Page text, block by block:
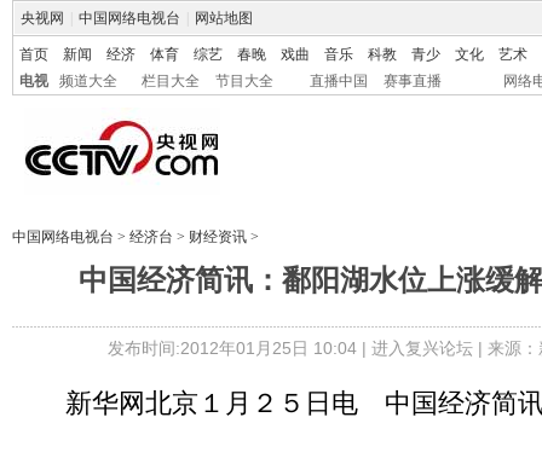
央视网 中国网络电视台 网站地图
首页 新闻 经济 体育 综艺 春晚 戏曲 音乐 科教 青少 文化
艺术
电视
频道大全 栏目大全 节目大全 直播中国 赛事直播 网络
中国网络电视台 > 经济台 > 财经资讯 >
中国经济简讯：鄱阳湖水位上涨缓
发布时间:2012年01月25日 10:04 | 进入复兴论坛| 来源
新华网北京１月２５日电 中国经济简